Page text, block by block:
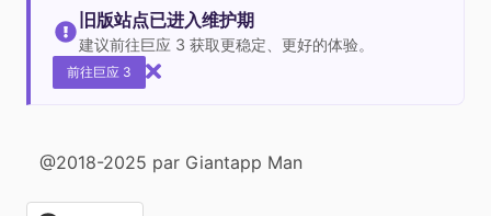
旧版站点已进入维护期
建议前往巨应 3 获取更稳定、更好的体验。
前往巨应 3
@2018-2025 par Giantapp Man